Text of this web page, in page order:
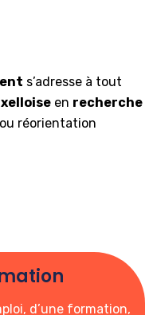
s’adresse à tout
en recherche
réorientation
d’une formation,